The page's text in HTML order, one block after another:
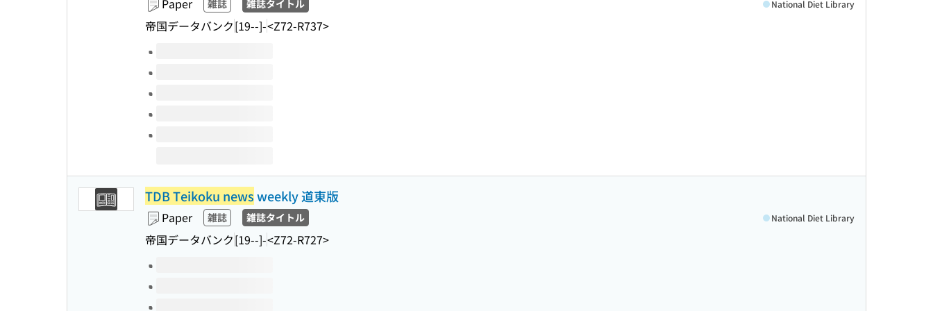
Paper 雑誌 雑誌タイトル
帝国データバンク[19--]-<Z72-R737>
National Diet Library
Volumes of this title
TDB Teikoku newsweekly 道東版
Paper 雑誌 雑誌タイトル
帝国データバンク[19--]-<Z72-R727>
National Diet Library
Volumes of this title